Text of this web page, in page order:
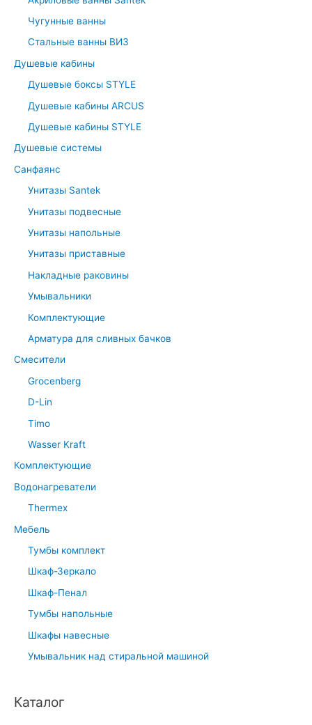
:
Чугунные ванны
Стальные ванны ВИЗ
Душевые кабины
Душевые боксы STYLE
Душевые кабины ARCUS
Душевые кабины STYLE
Душевые системы
Санфаянс
Унитазы Santek
Унитазы подвесные
Унитазы напольные
Унитазы приставные
Накладные раковины
Умывальники
Комплектующие
Арматура для сливных бачков
Смесители
Grocenberg
D-Lin
Timo
Wasser Kraft
Комплектующие
Водонагреватели
Thermex
Мебель
Тумбы комплект
Шкаф-Зеркало
Шкаф-Пенал
Тумбы напольные
Шкафы навесные
Умывальник над стиральной машиной
Каталог